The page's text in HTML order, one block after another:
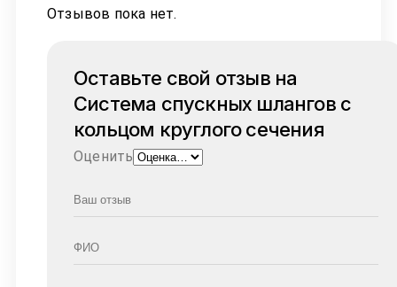
Отзывов пока нет.
Оставьте свой отзыв на
Система спускных шлангов с
кольцом круглого сечения
Оценить